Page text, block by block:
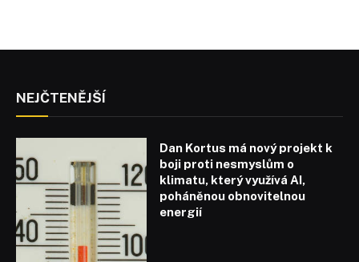
NEJČTENĚJŠÍ
Dan Kortus má nový projekt k
boji proti nesmyslům o
klimatu, který využívá AI,
poháněnou obnovitelnou
energií